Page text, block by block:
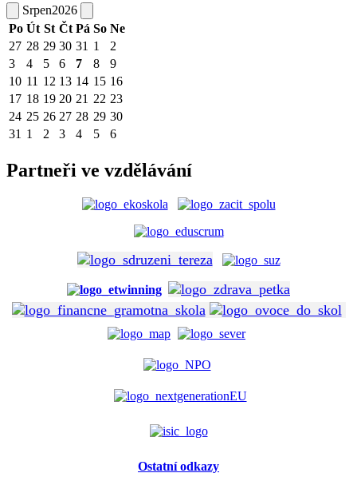
Srpen2026
Po Út St Čt Pá So Ne
27 28 29 30 31 1
2
3
4 5 6 7 8
9
10 11 12 13 14 15 16
17 18 19 20 21 22 23
24 25 26 27 28 29 30
31 1 2 3 4 5 6
Partneři ve vzdělávání
Ostatní odkazy